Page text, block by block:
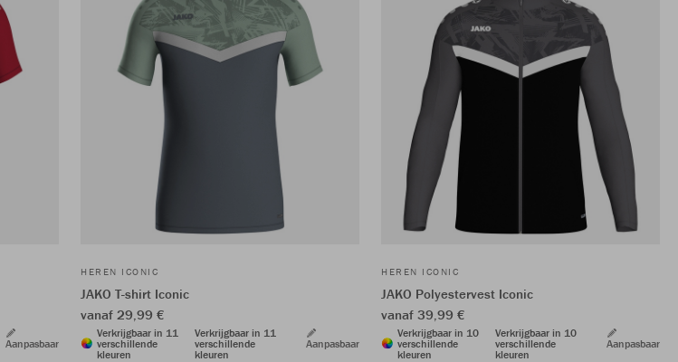
Aanpasbaar
HEREN ICONIC
JAKO T-shirt Iconic
vanaf 29,99 €
Verkrijgbaar in 11
verschillende
kleuren
Verkrijgbaar in 11
verschillende
kleuren
Aanpasbaar
HEREN ICONIC
JAKO Polyestervest Iconic
vanaf 39,99 €
Verkrijgbaar in 10
verschillende
kleuren
Verkrijgbaar in 10
verschillende
kleuren
Aanpasbaar